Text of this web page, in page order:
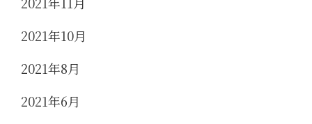
2021年10月
2021年8月
2021年6月